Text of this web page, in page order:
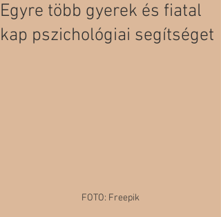
Egyre több gyerek és fiatal
kap pszichológiai segítséget
FOTO: Freepik